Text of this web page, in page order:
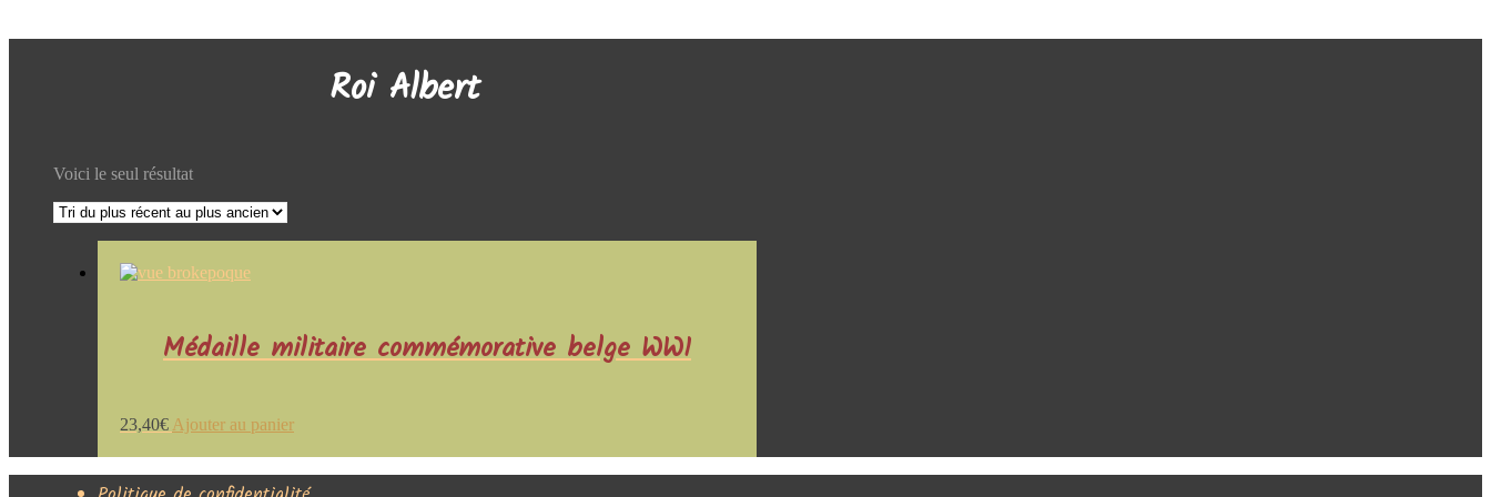
Roi Albert
Voici le seul résultat
Médaille militaire commémorative belge WW1
23,40€ Ajouter au panier